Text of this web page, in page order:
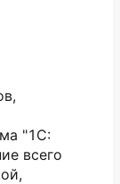
"1С:
всего